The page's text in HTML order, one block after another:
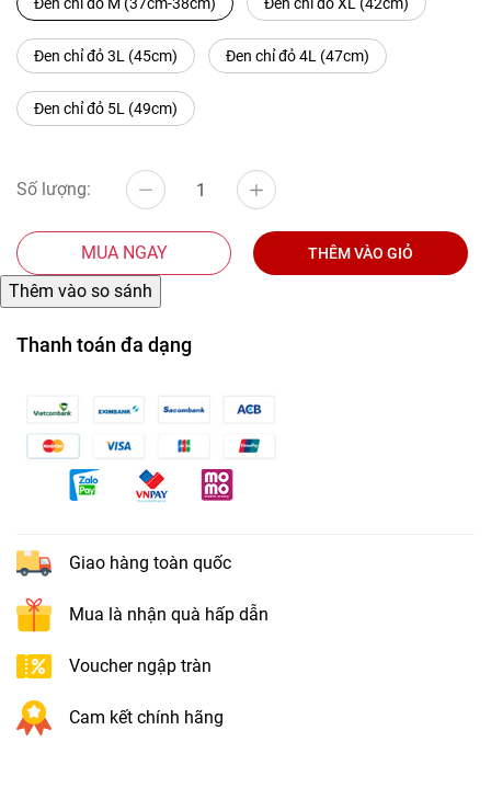
Đen chỉ đỏ 3L (45cm) Đen chỉ đỏ 4L (47cm)
Đen chỉ đỏ 5L (49cm)
Số lượng:
MUA NGAY THÊM VÀO GIỎ
Thanh toán đa dạng
Giao hàng toàn quốc
Mua là nhận quà hấp dẫn
Voucher ngập tràn
Cam kết chính hãng